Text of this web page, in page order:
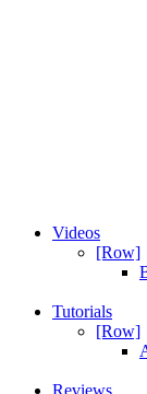
Videos
[Row]
Tutorials
[Row]
Reviews